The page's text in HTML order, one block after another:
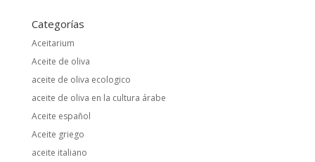
Categorías
Aceitarium
Aceite de oliva
aceite de oliva ecologico
aceite de oliva en la cultura árabe
Aceite español
Aceite griego
aceite italiano